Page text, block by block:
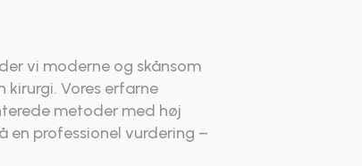
vi moderne og skånsom
Vores erfarne
metoder med høj
en professionel vurdering –